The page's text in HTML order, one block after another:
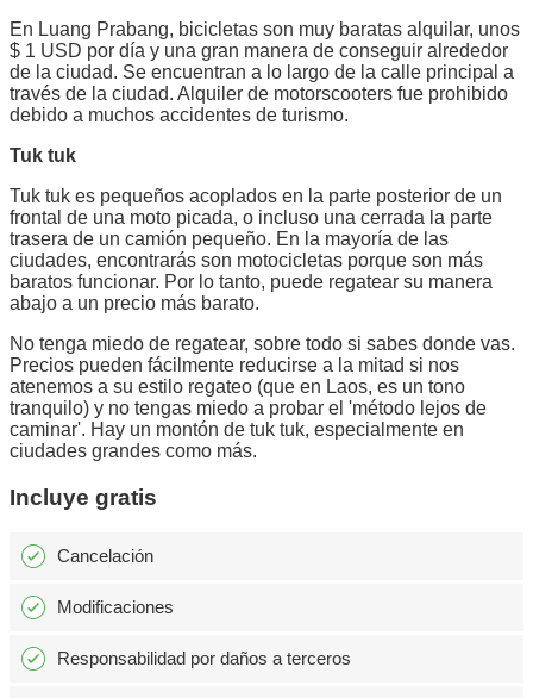
En Luang Prabang, bicicletas son muy baratas alquilar, unos
$ 1 USD por día y una gran manera de conseguir alrededor
de la ciudad. Se encuentran a lo largo de la calle principal a
través de la ciudad. Alquiler de motorscooters fue prohibido
debido a muchos accidentes de turismo.
Tuk tuk
Tuk tuk es pequeños acoplados en la parte posterior de un
frontal de una moto picada, o incluso una cerrada la parte
trasera de un camión pequeño. En la mayoría de las
ciudades, encontrarás son motocicletas porque son más
baratos funcionar. Por lo tanto, puede regatear su manera
abajo a un precio más barato.
No tenga miedo de regatear, sobre todo si sabes donde vas.
Precios pueden fácilmente reducirse a la mitad si nos
atenemos a su estilo regateo (que en Laos, es un tono
tranquilo) y no tengas miedo a probar el 'método lejos de
caminar'. Hay un montón de tuk tuk, especialmente en
ciudades grandes como más.
Incluye gratis
Cancelación
Modificaciones
Responsabilidad por daños a terceros